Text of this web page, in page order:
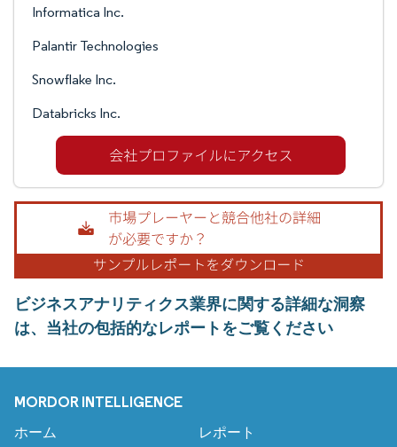
Informatica Inc.
Palantir Technologies
Snowflake Inc.
Databricks Inc.
ビジネスアナリティクス業界に関する詳細な洞察
は、当社の包括的なレポートをご覧ください
MORDOR INTELLIGENCE
ホーム レポート